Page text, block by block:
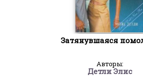
Затянувшаяся
Авторы:
Детли Элис